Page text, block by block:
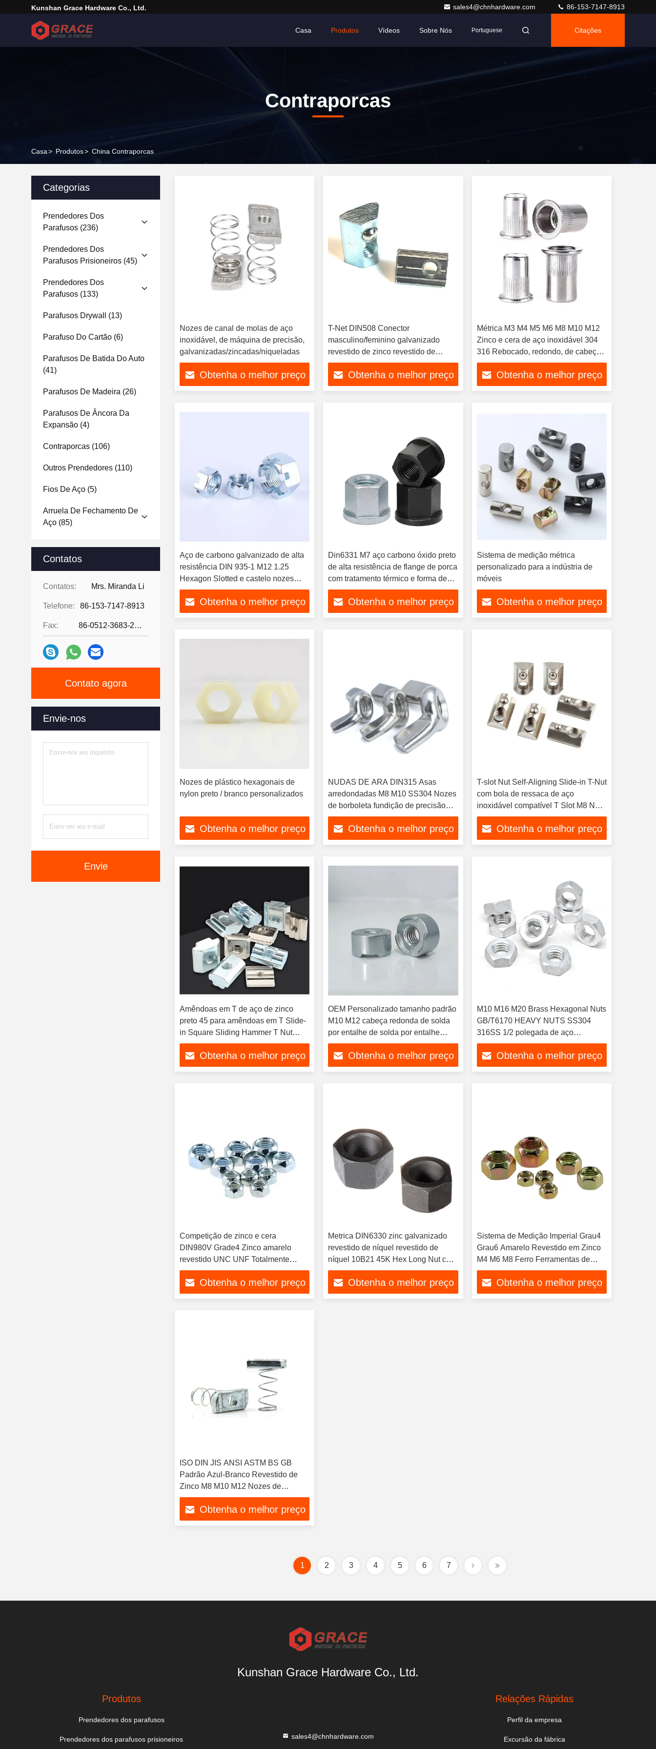
Kunshan Grace Hardware Co., Ltd. sales4@chnhardware.com 86-153-7147-8913
Casa Produtos Vídeos Sobre Nós Portuguese Citações
Contraporcas
Casa> Produtos> China Contraporcas
Categorias
Prendedores Dos
Parafusos (236)
Prendedores Dos
Parafusos Prisioneiros (45)
Prendedores Dos
Parafusos (133)
Parafusos Drywall (13)
Parafuso Do Cartão (6)
Parafusos De Batida Do Auto
(41)
Parafusos De Madeira (26)
Parafusos De Âncora Da
Expansão (4)
Contraporcas (106)
Outros Prendedores (110)
Fios De Aço (5)
Arruela De Fechamento De
Aço (85)
Contatos
Contatos: Mrs. Miranda Li
Telefone: 86-153-7147-8913
Fax: 86-0512-3683-2631
Contato agora
Envie-nos
Envie
Nozes de canal de molas de aço
inoxidável, de máquina de precisão,
galvanizadas/zincadas/niqueladas
Obtenha o melhor preço
T-Net DIN508 Conector
masculino/feminino galvanizado
revestido de zinco revestido de
níquel para tratamento de água em
mineração e saúde
Obtenha o melhor preço
Métrica M3 M4 M5 M6 M8 M10 M12
Zinco e cera de aço inoxidável 304
316 Rebocado, redondo, de cabeça
plana, cego, de casca de rivet para
produtosObtenha o melhor preço
Aço de carbono galvanizado de alta
resistência DIN 935-1 M12 1.25
Hexagon Slotted e castelo nozes
Hex castelo nozes Crown nozes
Obtenha o melhor preço
Din6331 M7 aço carbono óxido preto
de alta resistência de flange de porca
com tratamento térmico e forma de
flange
Obtenha o melhor preço
Sistema de medição métrica
personalizado para a indústria de
móveis
Obtenha o melhor preço
Nozes de plástico hexagonais de
nylon preto / branco personalizados
Obtenha o melhor preço
NUDAS DE ARA DIN315 Asas
arredondadas M8 M10 SS304 Nozes
de borboleta fundição de precisão
DIN 315
Obtenha o melhor preço
T-slot Nut Self-Aligning Slide-in T-Nut
com bola de ressaca de aço
inoxidável compatível T Slot M8 Nut
com bola carregada de mola
Obtenha o melhor preço
Amêndoas em T de aço de zinco
preto 45 para amêndoas em T Slide-
in Square Sliding Hammer T Nut
Imperial
Obtenha o melhor preço
OEM Personalizado tamanho padrão
M10 M12 cabeça redonda de solda
por entalhe de solda por entalhe
redonda fábrica OEM por entalhe de
solda
Obtenha o melhor preço
M10 M16 M20 Brass Hexagonal Nuts
GB/T6170 HEAVY NUTS SS304
316SS 1/2 polegada de aço
inoxidável 304 Hex Nut
Personalização permitida
Obtenha o melhor preço
Competição de zinco e cera
DIN980V Grade4 Zinco amarelo
revestido UNC UNF Totalmente
metálico Tipo de torque
predominante
Obtenha o melhor preço
Metrica DIN6330 zinc galvanizado
revestido de níquel revestido de
níquel 10B21 45K Hex Long Nut com
aplicações pesadas de grau 10
Obtenha o melhor preço
Sistema de Medição Imperial Grau4
Grau6 Amarelo Revestido em Zinco
M4 M6 M8 Ferro Ferramentas de
bloqueio hexadecimal de aço para
fixação forte
Obtenha o melhor preço
ISO DIN JIS ANSI ASTM BS GB
Padrão Azul-Branco Revestido de
Zinco M8 M10 M12 Nozes de
Primavera de Aço de Carbono para
soluções de fixação
Obtenha o melhor preço
1 2 3 4 5 6 7
Kunshan Grace Hardware Co., Ltd.
Produtos
Prendedores dos parafusos
Prendedores dos parafusos prisioneiros sales4@chnhardware.com
Relações Rápidas
Perfil da empresa
Excursão da fábrica